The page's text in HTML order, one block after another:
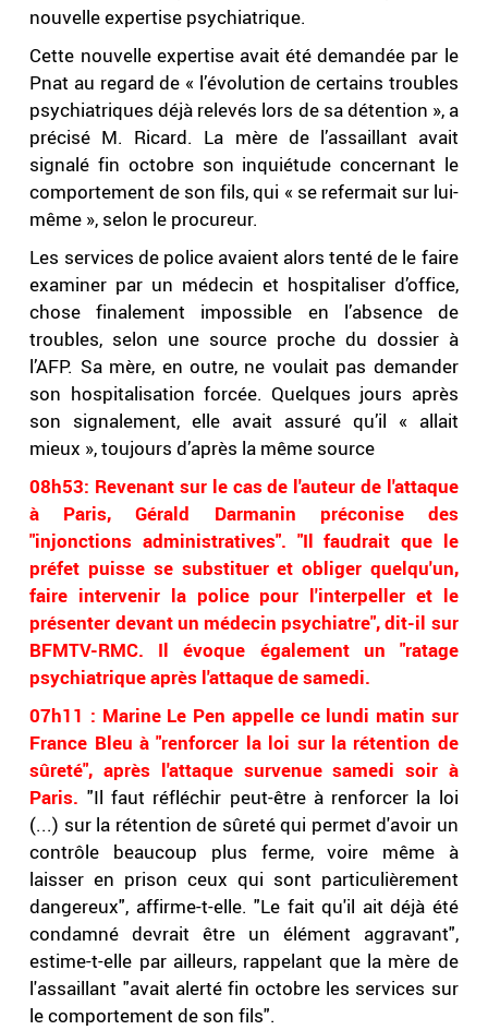
nouvelle expertise psychiatrique.
Cette nouvelle expertise avait été demandée par le
Pnat au regard de « l’évolution de certains troubles
psychiatriques déjà relevés lors de sa détention », a
précisé M. Ricard. La mère de l’assaillant avait
signalé fin octobre son inquiétude concernant le
comportement de son fils, qui « se refermait sur lui-
même », selon le procureur.
Les services de police avaient alors tenté de le faire
examiner par un médecin et hospitaliser d’office,
chose finalement impossible en l’absence de
troubles, selon une source proche du dossier à
l’AFP. Sa mère, en outre, ne voulait pas demander
son hospitalisation forcée. Quelques jours après
son signalement, elle avait assuré qu’il « allait
mieux », toujours d’après la même source
08h53: Revenant sur le cas de l'auteur de l'attaque
à Paris, Gérald Darmanin préconise des
"injonctions administratives". "Il faudrait que le
préfet puisse se substituer et obliger quelqu'un,
faire intervenir la police pour l'interpeller et le
présenter devant un médecin psychiatre", dit-il sur
BFMTV-RMC. Il évoque également un "ratage
psychiatrique après l'attaque de samedi.
07h11 : Marine Le Pen appelle ce lundi matin sur
France Bleu à "renforcer la loi sur la rétention de
sûreté", après l'attaque survenue samedi soir à
Paris. "Il faut réfléchir peut-être à renforcer la loi
(...) sur la rétention de sûreté qui permet d'avoir un
contrôle beaucoup plus ferme, voire même à
laisser en prison ceux qui sont particulièrement
dangereux", affirme-t-elle. "Le fait qu'il ait déjà été
condamné devrait être un élément aggravant",
estime-t-elle par ailleurs, rappelant que la mère de
l'assaillant "avait alerté fin octobre les services sur
le comportement de son fils".